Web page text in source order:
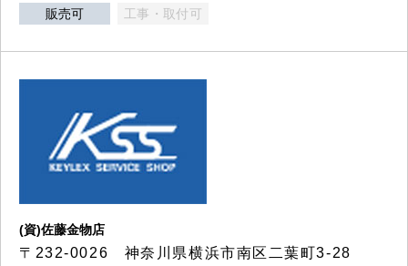
販売可 工事・取付可
(資)佐藤金物店
〒232-0026 神奈川県横浜市南区二葉町3-28